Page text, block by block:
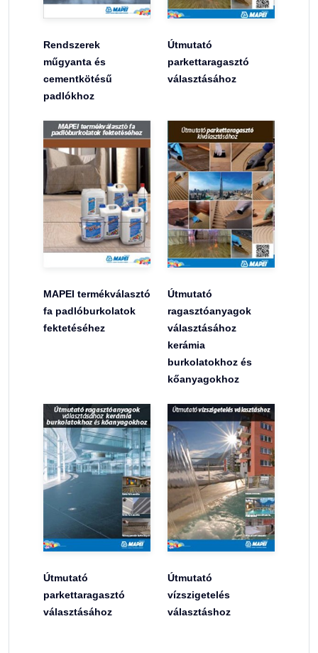
Rendszerek
műgyanta és
cementkötésű
padlókhoz
Útmutató
parkettaragasztó
választásához
MAPEI termékválasztó
fa padlóburkolatok
fektetéséhez
Útmutató
ragasztóanyagok
választásához
kerámia
burkolatokhoz és
kőanyagokhoz
Útmutató
parkettaragasztó
választásához
Útmutató
vízszigetelés
választáshoz